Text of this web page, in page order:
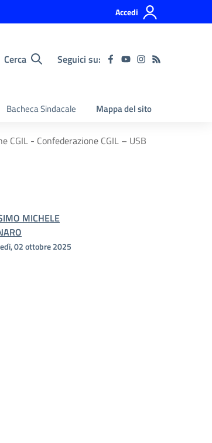
Accedi
Cerca Seguici su:
Bacheca Sindacale Mappa del sito
- Confederazione CGIL – USB
MICHELE
02 ottobre 2025